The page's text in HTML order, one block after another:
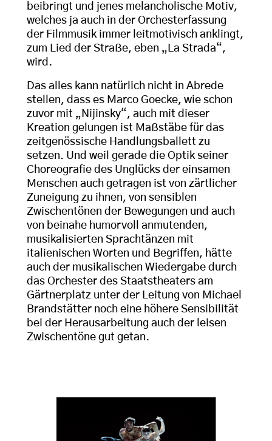
beibringt und jenes melancholische Motiv,
welches ja auch in der Orchesterfassung
der Filmmusik immer leitmotivisch anklingt,
zum Lied der Straße, eben „La Strada“,
wird.
Das alles kann natürlich nicht in Abrede
stellen, dass es Marco Goecke, wie schon
zuvor mit „Nijinsky“, auch mit dieser
Kreation gelungen ist Maßstäbe für das
zeitgenössische Handlungsballett zu
setzen. Und weil gerade die Optik seiner
Choreografie des Unglücks der einsamen
Menschen auch getragen ist von zärtlicher
Zuneigung zu ihnen, von sensiblen
Zwischentönen der Bewegungen und auch
von beinahe humorvoll anmutenden,
musikalisierten Sprachtänzen mit
italienischen Worten und Begriffen, hätte
auch der musikalischen Wiedergabe durch
das Orchester des Staatstheaters am
Gärtnerplatz unter der Leitung von Michael
Brandstätter noch eine höhere Sensibilität
bei der Herausarbeitung auch der leisen
Zwischentöne gut getan.